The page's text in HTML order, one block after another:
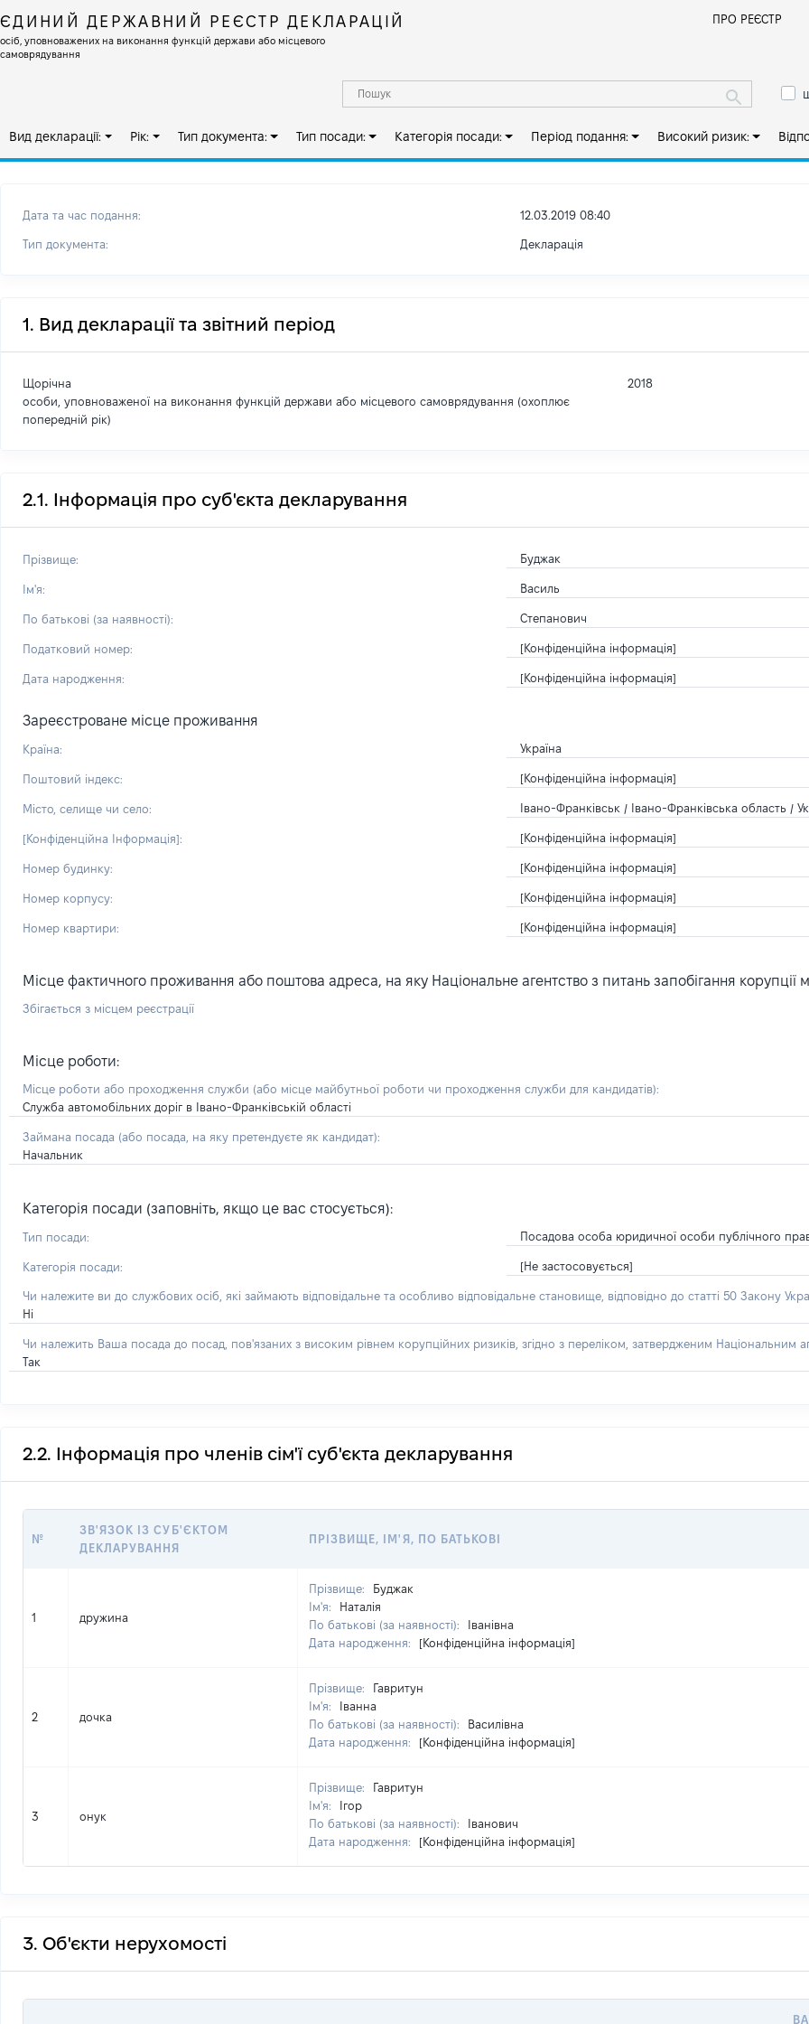
ЄДИНИЙ ДЕРЖАВНИЙ РЕЄСТР ДЕКЛАРАЦІЙ
осіб, уповноважених на виконання функцій держави або місцевого
самоврядування
ПРО РЕЄСТР
Вид декларації: Рік: Тип документа: Тип посади: Категорія посади: Період подання: Високий ризик:
Дата та час подання: 12.03.2019 08:40
Тип документа: Декларація
1. Вид декларації та звітний період
Щорічна
особи, уповноваженої на виконання функцій держави або місцевого самоврядування (охоплює
попередній рік)
2018
2.1. Інформація про суб'єкта декларування
Прізвище: Буджак
Ім'я: Василь
По батькові (за наявності): Степанович
Податковий номер: [Конфіденційна інформація]
Дата народження: [Конфіденційна інформація]
Зареєстроване місце проживання
Країна: Україна
Поштовий індекс: [Конфіденційна інформація]
Місто, селище чи село: Івано-Франківськ / Івано-Франківська область /
[Конфіденційна Інформація]: [Конфіденційна інформація]
Номер будинку: [Конфіденційна інформація]
Номер корпусу: [Конфіденційна інформація]
Номер квартири: [Конфіденційна інформація]
Місце фактичного проживання або поштова адреса, на яку Національне агентство з питань запобігання
Збігається з місцем реєстрації
Місце роботи:
Місце роботи або проходження служби (або місце майбутньої роботи чи проходження служби для кандидатів):
Служба автомобільних доріг в Івано-Франківській області
Займана посада (або посада, на яку претендуєте як кандидат):
Начальник
Категорія посади (заповніть, якщо це вас стосується):
Тип посади: Посадова особа юридичної особи публічного
Категорія посади: [Не застосовується]
Чи належите ви до службових осіб, які займають відповідальне та особливо відповідальне становище, відповідно до статті 50 Закону
Ні
Чи належить Ваша посада до посад, пов'язаних з високим рівнем корупційних ризиків, згідно з переліком, затвердженим Національним
Так
2.2. Інформація про членів сім'ї суб'єкта декларування
№
ЗВ'ЯЗОК ІЗ СУБ'ЄКТОМ
ДЕКЛАРУВАННЯ
ПРІЗВИЩЕ, ІМ'Я, ПО БАТЬКОВІ
1 дружина
Прізвище:
Буджак
Ім'я:
Наталія
По батькові (за наявності):
Іванівна
Дата народження:
[Конфіденційна інформація]
2 дочка
Прізвище:
Гавритун
Ім'я:
Іванна
По батькові (за наявності):
Василівна
Дата народження:
[Конфіденційна інформація]
3 онук
Прізвище:
Гавритун
Ім'я:
Ігор
По батькові (за наявності):
Іванович
Дата народження:
[Конфіденційна інформація]
3. Об'єкти нерухомості